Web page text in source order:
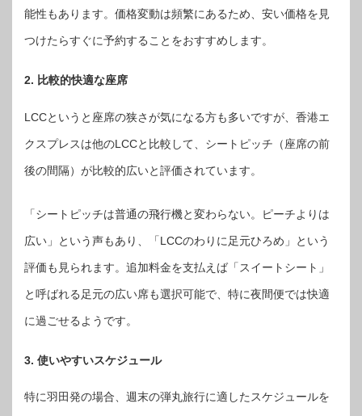
能性もあります。価格変動は頻繁にあるため、安い価格を見
つけたらすぐに予約することをおすすめします。
2. 比較的快適な座席
LCCというと座席の狭さが気になる方も多いですが、香港エ
クスプレスは他のLCCと比較して、シートピッチ（座席の前
後の間隔）が比較的広いと評価されています。
「シートピッチは普通の飛行機と変わらない。ピーチよりは
広い」という声もあり、「LCCのわりに足元ひろめ」という
評価も見られます。追加料金を支払えば「スイートシート」
と呼ばれる足元の広い席も選択可能で、特に夜間便では快適
に過ごせるようです。
3. 使いやすいスケジュール
特に羽田発の場合、週末の弾丸旅行に適したスケジュールを